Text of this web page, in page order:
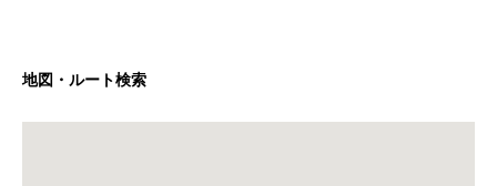
地図・ルート検索